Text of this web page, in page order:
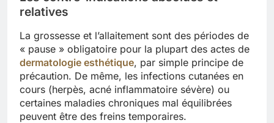
relatives
La grossesse et l’allaitement sont des périodes de
« pause » obligatoire pour la plupart des actes de
dermatologie esthétique, par simple principe de
précaution. De même, les infections cutanées en
cours (herpès, acné inflammatoire sévère) ou
certaines maladies chroniques mal équilibrées
peuvent être des freins temporaires.